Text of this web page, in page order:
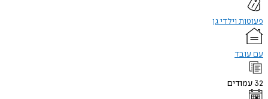
פעוטות וילדי גן
עם עובד
32 עמודים